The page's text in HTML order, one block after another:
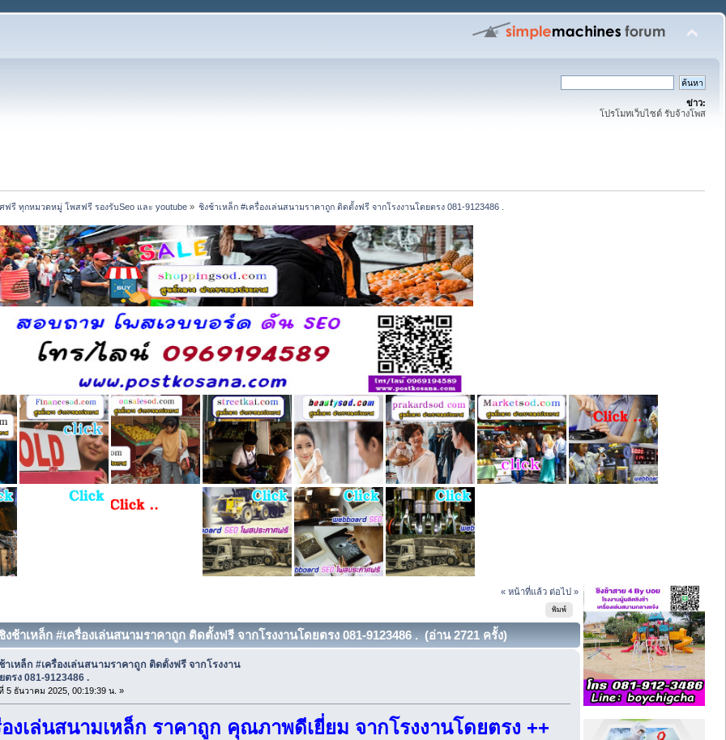
ข่าว:
โปรโมทเว็บไซต์ รับจ้างโพส
ฟรี ทุกหมวดหมู่ โพสฟรี รองรับSeo และ youtube» ชิงช้าเหล็ก #เครื่องเล่นสนามราคาถูก ติดตั้งฟรี จากโรงงานโดยตรง 081-9123486 .
« หน้าที่แล้ว ต่อไป »
พิมพ์
ช้าเหล็ก #เครื่องเล่นสนามราคาถูก ติดตั้งฟรี จากโรงงานโดยตรง 081-9123486 . (อ่าน 2721 ครั้ง)
าเหล็ก #เครื่องเล่นสนามราคาถูก ติดตั้งฟรี จากโรงงาน
ตรง 081-9123486 .
5 ธันวาคม 2025, 00:19:39 น. »
องเล่นสนามเหล็ก ราคาถูก คุณภาพดีเยี่ยม จากโรงงานโดยตรง ++